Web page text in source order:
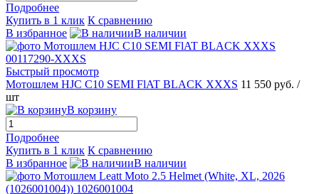
Подробнее
Купить в 1 клик К сравнению
В избранное
В наличии
Быстрый просмотр
Мотошлем HJC C10 SEMI FlAT BLACK XXXS 11 550 руб. /
шт
В корзину
Подробнее
Купить в 1 клик К сравнению
В избранное
В наличии